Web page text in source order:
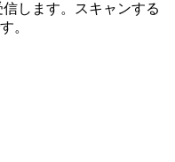
します。スキャンする
。